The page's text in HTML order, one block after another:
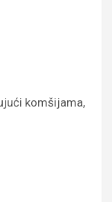
komšijama,